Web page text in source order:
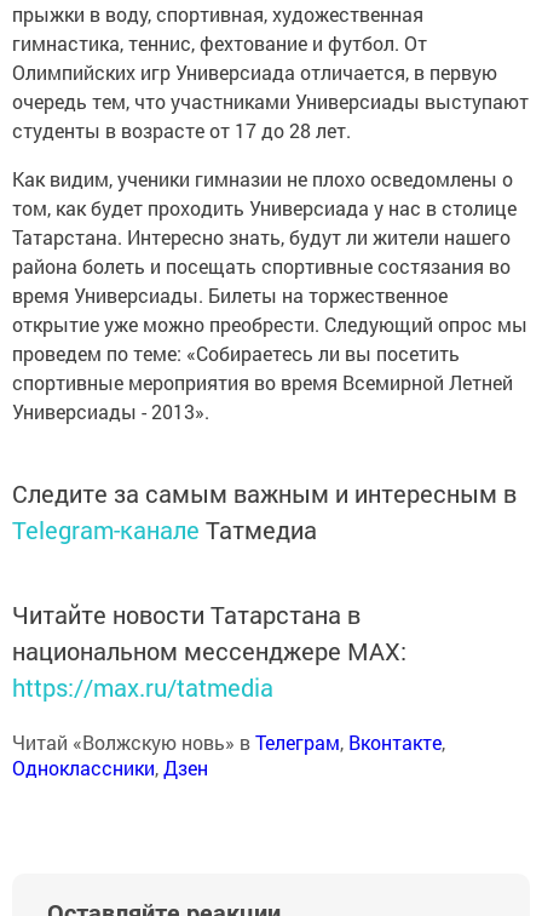
прыжки в воду, спортивная, художественная
гимнастика, теннис, фехтование и футбол. От
Олимпийских игр Универсиада отличается, в первую
очередь тем, что участниками Универсиады выступают
студенты в возрасте от 17 до 28 лет.
Как видим, ученики гимназии не плохо осведомлены о
том, как будет проходить Универсиада у нас в столице
Татарстана. Интересно знать, будут ли жители нашего
района болеть и посещать спортивные состязания во
время Универсиады. Билеты на торжественное
открытие уже можно преобрести. Следующий опрос мы
проведем по теме: «Собираетесь ли вы посетить
спортивные мероприятия во время Всемирной Летней
Универсиады - 2013».
Следите за самым важным и интересным в
Telegram-канале Татмедиа
Читайте новости Татарстана в
национальном мессенджере MАХ:
https://max.ru/tatmedia
Читай «Волжскую новь» вТелеграм, Вконтакте,
Одноклассники,Дзен